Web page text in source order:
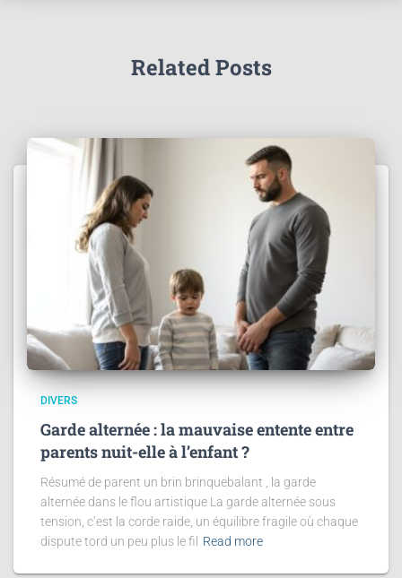
Related Posts
DIVERS
Garde alternée : la mauvaise entente entre
parents nuit-elle à l’enfant ?
Résumé de parent un brin brinquebalant , la garde
alternée dans le flou artistique La garde alternée sous
tension, c’est la corde raide, un équilibre fragile où chaque
dispute tord un peu plus le fil
Read more